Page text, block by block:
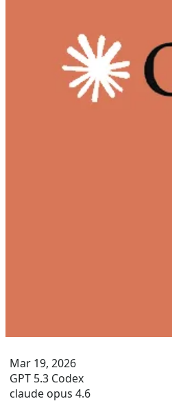
Mar 19, 2026
GPT 5.3 Codex
claude opus 4.6